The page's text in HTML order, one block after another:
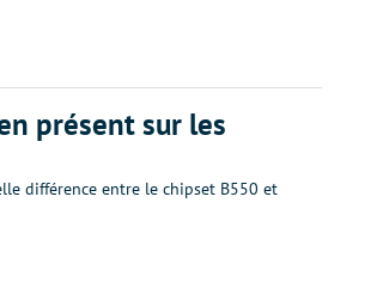
présent sur les
différence entre le chipset B550 et